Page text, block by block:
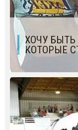
ХОЧУ
КОТОРЫЕ